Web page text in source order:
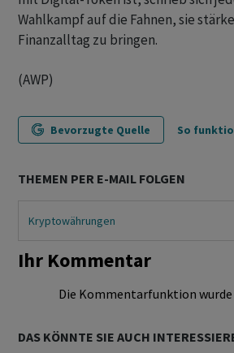
Wahlkampf auf die Fahnen, sie
Finanzalltag zu bringen.
(AWP)
Bevorzugte Quelle So
THEMEN PER E-MAIL FOLGEN
Kryptowährungen
Ihr Kommentar
Die Kommentarfunktion wurde
DAS KÖNNTE SIE AUCH